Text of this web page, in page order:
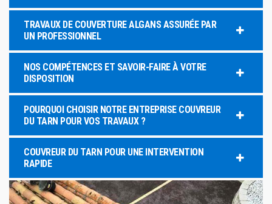
TRAVAUX DE COUVERTURE ALGANS ASSURÉE PAR
UN PROFESSIONNEL
NOS COMPÉTENCES ET SAVOIR-FAIRE À VOTRE
DISPOSITION
POURQUOI CHOISIR NOTRE ENTREPRISE COUVREUR
DU TARN POUR VOS TRAVAUX ?
COUVREUR DU TARN POUR UNE INTERVENTION
RAPIDE